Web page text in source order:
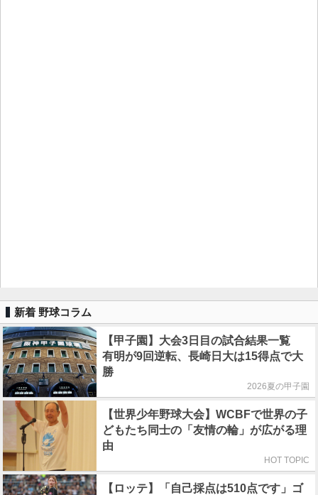
新着 野球コラム
【甲子園】大会3日目の試合結果一覧
有明が9回逆転、長崎日大は15得点で大
勝
2026夏の甲子園
【世界少年野球大会】WCBFで世界の子
どもたち同士の「友情の輪」が広がる理
由
HOT TOPIC
【ロッテ】「自己採点は510点です」ゴ